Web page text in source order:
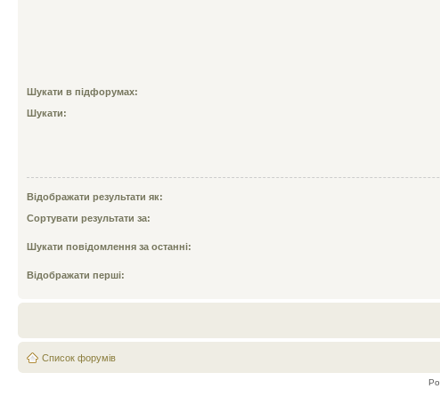
Шукати в підфорумах:
Шукати:
Відображати результати як:
Сортувати результати за:
Шукати повідомлення за останні:
Відображати перші:
Список форумів